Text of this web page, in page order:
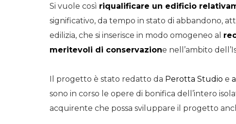
Si vuole così riqualificare un edificio
significativo, da tempo in stato di abbandono,
edilizia, che si inserisce in modo omogeneo al
meritevoli di conservazione nell’ambito
Il progetto è stato redatto da Perotta Studio e
sono in corso le opere di bonifica dell’intero
acquirente che possa sviluppare il progetto